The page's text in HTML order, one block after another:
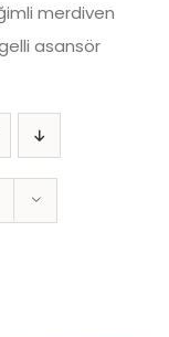
merdiven
asansör